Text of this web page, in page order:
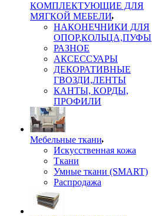
КОМПЛЕКТУЮЩИЕ ДЛЯ
МЯГКОЙ МЕБЕЛИ
НАКОНЕЧНИКИ ДЛЯ
ОПОР,КОЛЬЦА,ПУФЫ
РАЗНОЕ
АКСЕССУАРЫ
ДЕКОРАТИВНЫЕ
ГВОЗДИ,ЛЕНТЫ
КАНТЫ, КОРДЫ,
ПРОФИЛИ
Мебельные ткани
Искусственная кожа
Ткани
Умные ткани (SMART)
Распродажа